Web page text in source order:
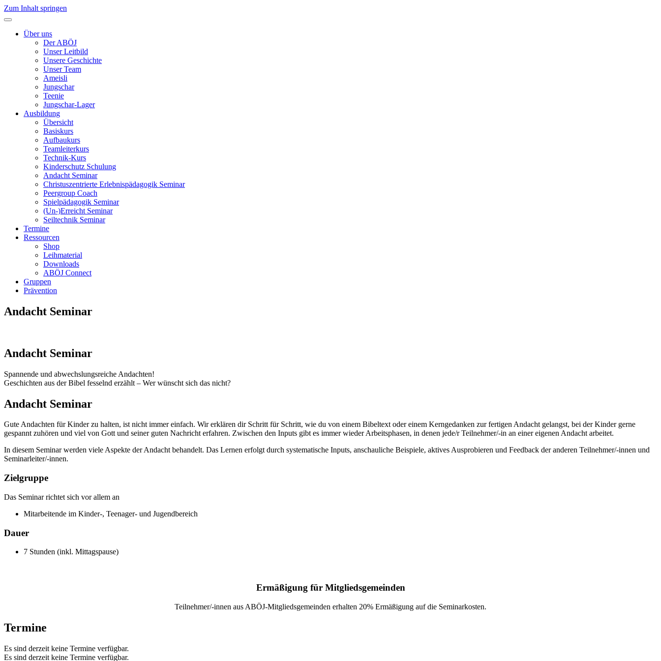
Zum Inhalt springen
Über uns
Der ABÖJ
Unser Leitbild
Unsere Geschichte
Unser Team
Ameisli
Jungschar
Teenie
Jungschar-Lager
Ausbildung
Übersicht
Basiskurs
Aufbaukurs
Teamleiterkurs
Technik-Kurs
Kinderschutz Schulung
Andacht Seminar
Christuszentrierte Erlebnispädagogik­ Seminar
Peergroup Coach
Spielpädagogik ­Seminar
(Un-)Erreicht Seminar
Seiltechnik Seminar
Termine
Ressourcen
Shop
Leihmaterial
Downloads
ABÖJ Connect
Gruppen
Prävention
Andacht Seminar
Andacht Seminar
Spannende und abwechslungsreiche Andachten!
Geschichten aus der Bibel fesselnd erzählt – Wer wünscht sich das nicht?
Andacht Seminar
Gute Andachten für Kinder zu halten, ist nicht immer einfach. Wir erklären dir Schritt für Schritt, wie du von einem Bibeltext oder einem Kerngedanken zur fertigen Andacht gelangst, bei der Kinder gerne
gespannt zuhören und viel von Gott und seiner guten Nachricht erfahren. Zwischen den Inputs gibt es immer wieder Arbeitsphasen, in denen jede/r Teilnehmer/-in an einer eigenen Andacht arbeitet.
In diesem Seminar werden viele Aspekte der Andacht behandelt. Das Lernen erfolgt durch systematische Inputs, anschauliche Beispiele, aktives Ausprobieren und Feedback der anderen Teilnehmer/-innen und
Seminarleiter/-innen.
Zielgruppe
Das Seminar richtet sich vor allem an
Mitarbeitende im Kinder-, Teenager- und Jugendbereich
Dauer
7 Stunden (inkl. Mittagspause)
Ermäßigung für Mitgliedsgemeinden
Teilnehmer/-innen aus ABÖJ-Mitgliedsgemeinden erhalten 20% Ermäßigung auf die Seminarkosten.
Termine
Es sind derzeit keine Termine verfügbar.
Es sind derzeit keine Termine verfügbar.